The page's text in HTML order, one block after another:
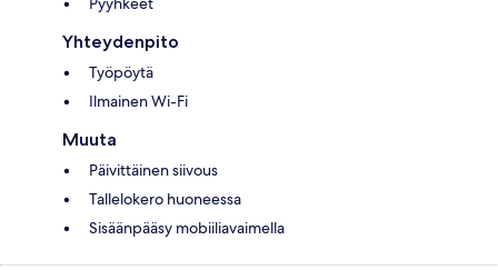
Yhteydenpito
Työpöytä
Ilmainen Wi-Fi
Muuta
Päivittäinen siivous
Tallelokero huoneessa
Sisäänpääsy mobiiliavaimella